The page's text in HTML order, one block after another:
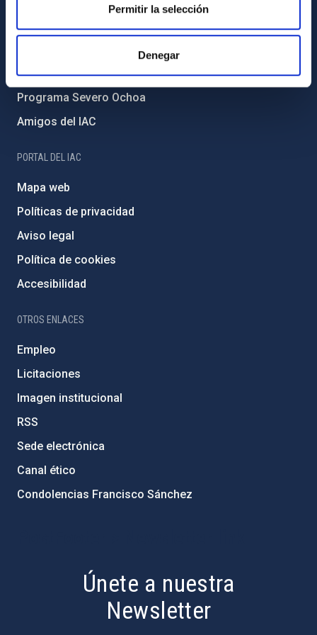
Permitir la selección
Denegar
Medio Ambiente y Sostenibilidad
Proyectos institucionales
Financiación externa
Programa Severo Ochoa
Amigos del IAC
PORTAL DEL IAC
Mapa web
Políticas de privacidad
Aviso legal
Política de cookies
Accesibilidad
OTROS ENLACES
Empleo
Licitaciones
Imagen institucional
RSS
Sede electrónica
Canal ético
Condolencias Francisco Sánchez
Únete a nuestra
Newsletter